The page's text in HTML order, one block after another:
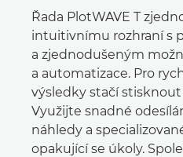
Řada PlotWAVE T
intuitivnímu rozhraní s
a zjednodušeným
a automatizace. Pro
výsledky stačí
Využijte snadné
náhledy a
opakující se úkoly.